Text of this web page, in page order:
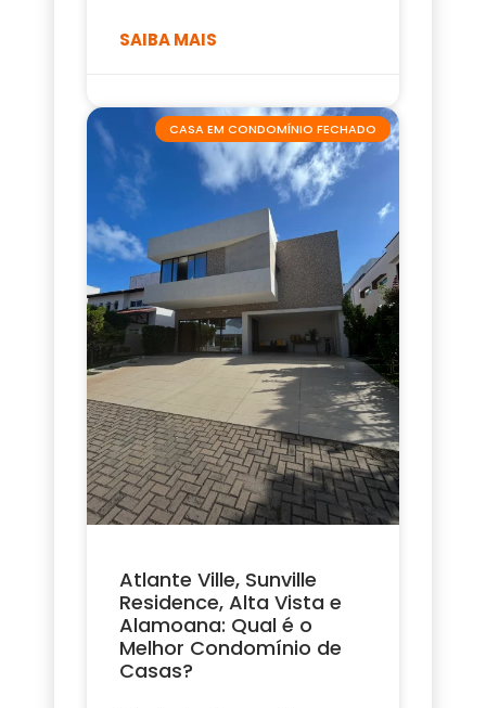
SAIBA MAIS
CASA EM CONDOMÍNIO FECHADO
Atlante Ville, Sunville
Residence, Alta Vista e
Alamoana: Qual é o
Melhor Condomínio de
Casas?